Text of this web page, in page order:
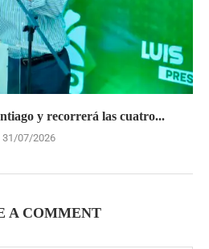
y recorrerá las cuatro...
31/07/2026
A COMMENT